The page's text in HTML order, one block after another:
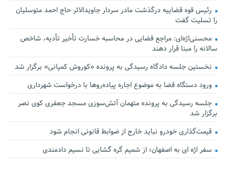
رئیس قوه قضاییه درگذشت مادر سردار جاویدالاثر حاج احمد متوسلیان
را تسلیت گفت
محسنی‌اژه‌ای: مراجع قضایی در محاسبه خسارت تأخیر تأدیه، شاخص
سالانه را مبنا قرار دهند
نخستین جلسه دادگاه رسیدگی به پرونده «کوروش کمپانی» برگزار شد
ورود دستگاه قضا به موضوع اجاره پیاده‌روها با درخواست شهرداری
جلسه رسیدگی به پرونده متهمان آتش‌سوزی مسجد جعفری کوی نصر
برگزار شد
قیمت‌گذاری خودرو نباید خارج از ضوابط قانونی انجام شود
سفر اژه ای به اصفهان؛ از شمیم گره گشایی تا نسیم دادمندی